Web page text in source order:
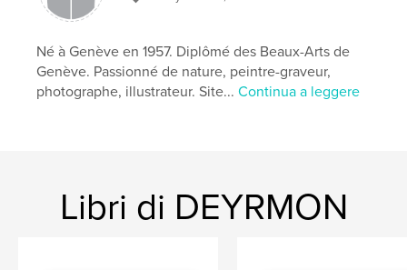
Né à Genève en 1957. Diplômé des Beaux-Arts de
Genève. Passionné de nature, peintre-graveur,
photographe, illustrateur. Site...Continua a leggere
Libri di DEYRMON